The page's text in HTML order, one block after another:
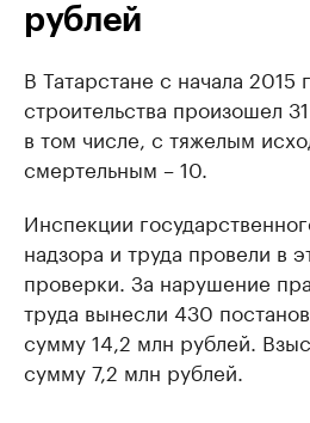
рублей
В Татарстане с начала 2015
строительства произошел
в том числе, с тяжелым
смертельным – 10.
Инспекции
надзора и труда провели в
проверки. За нарушение
труда вынесли 430
сумму 14,2 млн рублей.
сумму 7,2 млн рублей.